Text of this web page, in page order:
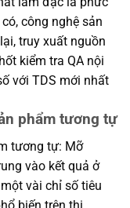
công nghệ sản
truy xuất nguồn
kiểm tra QA nội
với TDS mới nhất
phẩm tương tự
tương tự: Mỡ
vào kết quả ở
vài chỉ số tiêu